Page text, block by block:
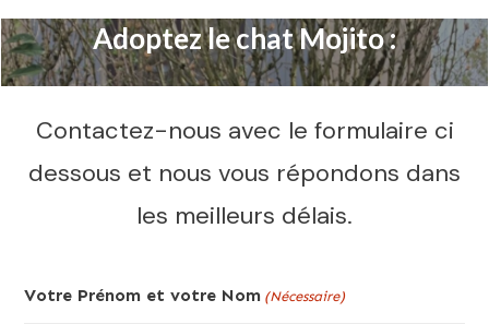
Adoptez le chat Mojito :
Contactez-nous avec le formulaire ci
dessous et nous vous répondons dans
les meilleurs délais.
Votre Prénom et votre Nom (Nécessaire)